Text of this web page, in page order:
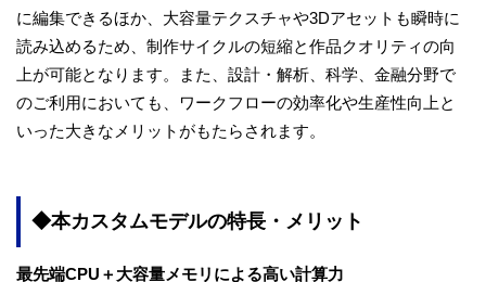
に編集できるほか、大容量テクスチャや3Dアセットも瞬時に
読み込めるため、制作サイクルの短縮と作品クオリティの向
上が可能となります。また、設計・解析、科学、金融分野で
のご利用においても、ワークフローの効率化や生産性向上と
いった大きなメリットがもたらされます。
◆本カスタムモデルの特長・メリット
最先端CPU＋大容量メモリによる高い計算力